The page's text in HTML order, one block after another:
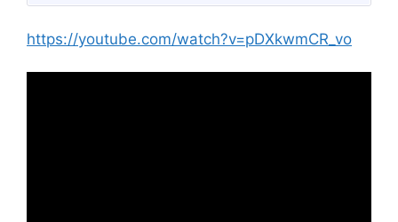
https://youtube.com/watch?v=pDXkwmCR_vo